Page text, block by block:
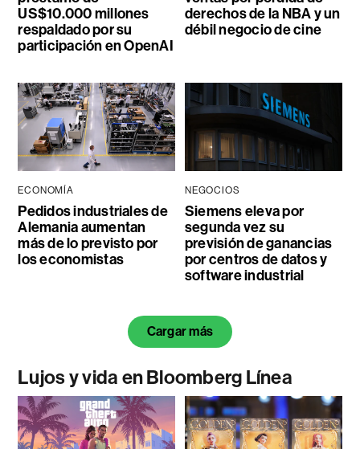
US$10.000 millones
respaldado por su
participación en OpenAI
derechos de la NBA y un
débil negocio de cine
ECONOMÍA
Pedidos industriales de
Alemania aumentan
más de lo previsto por
los economistas
NEGOCIOS
Siemens eleva por
segunda vez su
previsión de ganancias
por centros de datos y
software industrial
Cargar más
Lujos y vida en Bloomberg Línea